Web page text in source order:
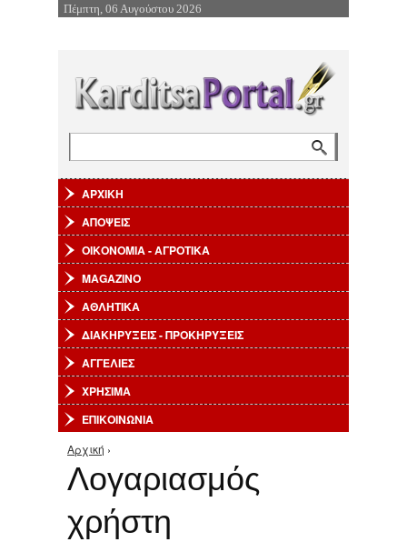
Επιστροφή στην Πλοήγηση
Πέμπτη, 06 Αυγούστου 2026
ΑΡΧΙΚΗ
ΑΠΟΨΕΙΣ
ΟΙΚΟΝΟΜΙΑ - ΑΓΡΟΤΙΚΑ
MAGAZINO
ΑΘΛΗΤΙΚΑ
ΔΙΑΚΗΡΥΞΕΙΣ - ΠΡΟΚΗΡΥΞΕΙΣ
ΑΓΓΕΛΙΕΣ
ΧΡΗΣΙΜΑ
ΕΠΙΚΟΙΝΩΝΙΑ
Είστε εδώ
Αρχική ›
Λογαριασμός
χρήστη